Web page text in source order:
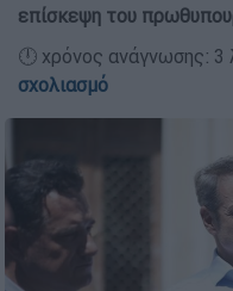
επίσκεψη του
🕛 χρόνος
σχολιασμό